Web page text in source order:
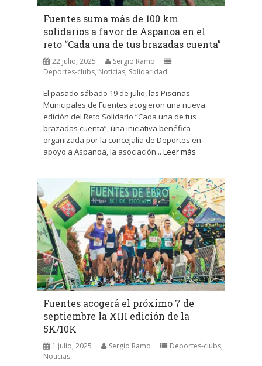
Fuentes suma más de 100 km
solidarios a favor de Aspanoa en el
reto “Cada una de tus brazadas cuenta”
22 julio, 2025
Sergio Ramo
Deportes-clubs, Noticias, Solidaridad
El pasado sábado 19 de julio, las Piscinas
Municipales de Fuentes acogieron una nueva
edición del Reto Solidario “Cada una de tus
brazadas cuenta”, una iniciativa benéfica
organizada por la concejalía de Deportes en
apoyo a Aspanoa, la asociación... Leer más
Fuentes acogerá el próximo 7 de
septiembre la XIII edición de la
5K/10K
1 julio, 2025 Sergio Ramo Deportes-clubs,
Noticias